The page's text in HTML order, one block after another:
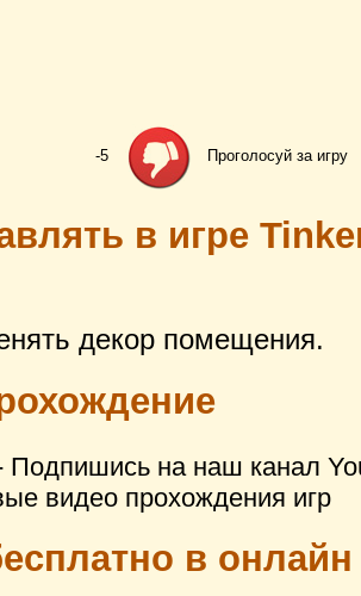
-5 Проголосуй за игру
в игре
декор помещения.
Подпишись на наш канал
видео прохождения игр
в